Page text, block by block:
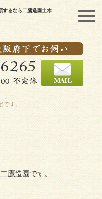
するなら二鷹造園土木
す。
鷹造園です。